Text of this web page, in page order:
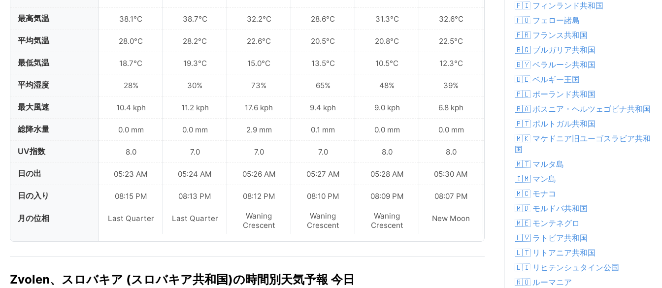
最高気温
平均気温
最低気温
平均湿度
最大風速
総降水量
UV指数
日の出
日の入り
月の位相
38.1°C
28.0°C
18.7°C
28%
10.4 kph
0.0 mm
8.0
05:23 AM
08:15 PM
Last Quarter
38.7°C
28.2°C
19.3°C
30%
11.2 kph
0.0 mm
7.0
05:24 AM
08:13 PM
Last Quarter
32.2°C
22.6°C
15.0°C
73%
17.6 kph
2.9 mm
7.0
05:26 AM
08:12 PM
Waning
Crescent
28.6°C
20.5°C
13.5°C
65%
9.4 kph
0.1 mm
7.0
05:27 AM
08:10 PM
Waning
Crescent
31.3°C
20.8°C
10.5°C
48%
9.0 kph
0.0 mm
8.0
05:28 AM
08:09 PM
Waning
Crescent
32.6°C
22.5°C
12.3°C
39%
6.8 kph
0.0 mm
8.0
05:30 AM
08:07 PM
New Moon
27.5°C
20.4°C
14.1°C
54%
11.2 kph
0.4 mm
7.0
05:31 AM
08:05 PM
New Moon
Zvolen、スロバキア (スロバキア共和国)の時間別天気予報 今日
🇫🇮 フィンランド共和国
🇫🇴 フェロー諸島
🇫🇷 フランス共和国
🇧🇬 ブルガリア共和国
🇧🇾 ベラルーシ共和国
🇧🇪 ベルギー王国
🇵🇱 ポーランド共和国
🇧🇦 ボスニア・ヘルツェゴビナ共和国
🇵🇹 ポルトガル共和国
🇲🇰 マケドニア旧ユーゴスラビア共和
国
🇲🇹 マルタ島
🇮🇲 マン島
🇲🇨 モナコ
🇲🇩 モルドバ共和国
🇲🇪 モンテネグロ
🇱🇻 ラトビア共和国
🇱🇹 リトアニア共和国
🇱🇮 リヒテンシュタイン公国
🇷🇴 ルーマニア